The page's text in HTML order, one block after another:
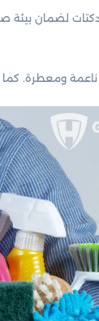
لضمان
ومعطرة. كما